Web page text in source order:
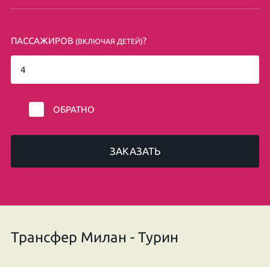
ПАССАЖИРОВ (ВКЛЮЧАЯ ДЕТЕЙ)?
ОБРАТНО
ЗАКАЗАТЬ
Трансфер Милан - Турин